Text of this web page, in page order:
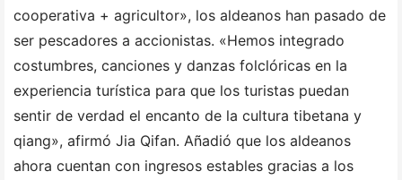
cooperativa + agricultor», los aldeanos han pasado de
ser pescadores a accionistas. «Hemos integrado
costumbres, canciones y danzas folclóricas en la
experiencia turística para que los turistas puedan
sentir de verdad el encanto de la cultura tibetana y
qiang», afirmó Jia Qifan. Añadió que los aldeanos
ahora cuentan con ingresos estables gracias a los